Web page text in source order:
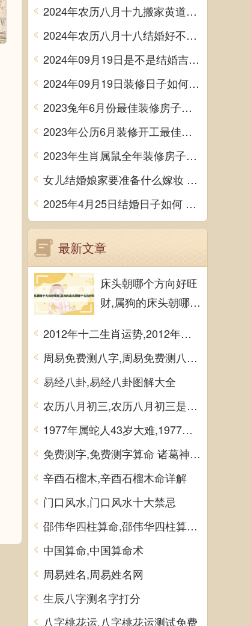
2024年农历八月十九搬家黄道吉日 是乔迁搬家好日子吗
2024年农历八月十八结婚好不好 办喜事吉利吗
2024年09月19日是不是结婚吉日 今日办喜事好吗
2024年09月19日装修日子如何 今日装潢房子好不好
2023兔年6月份最佳装修房子吉日 2023年6月装修开工吉日
2023年公历6月装修开工最佳日期 6月装修新房最旺黄道吉日
2023年生肖属鼠全年装修房子的大吉日子 开工黄道吉日一览表
女儿结婚娘家要准备什么嫁妆 超全的女方陪嫁清单
2025年4月25日结婚日子如何 是办喜酒好日子吗
最新文章
床头朝哪个方向好旺
财,属狗的床头朝哪个
2012年十二生肖运势,2012年十二生肖运势详解
周易免费测八字,周易免费测八字 生辰八字测算
易经八卦,易经八卦图解大全
农历八月初三,农历八月初三是什么日子
1977年属蛇人43岁大难,1977年属蛇人43岁大难如何化解
免费测字,免费测字算命 诸葛神算测字
辛酉石榴木,辛酉石榴木命详解
门口风水,门口风水十大禁忌
邵伟华四柱算命,邵伟华四柱算命详解
中国算命,中国算命术
周易姓名,周易姓名网
生辰八字测名字打分
八字桃花运,八字桃花运测试免费